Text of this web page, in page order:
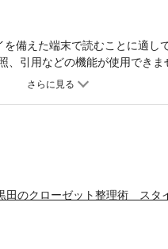
備えた端末で読むことに適し
、引用などの機能が使用でき
納が、スタイリッシュな美
のクローゼット整理術 スタ